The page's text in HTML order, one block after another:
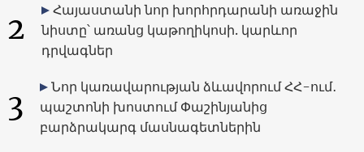
2
Հայաստանի նոր խորհրդարանի առաջին
նիստը՝ առանց կաթողիկոսի. կարևոր
դրվագներ
3
Նոր կառավարության ձևավորում ՀՀ-ում․
պաշտոնի խոստում Փաշինյանից
բարձրակարգ մասնագետներին